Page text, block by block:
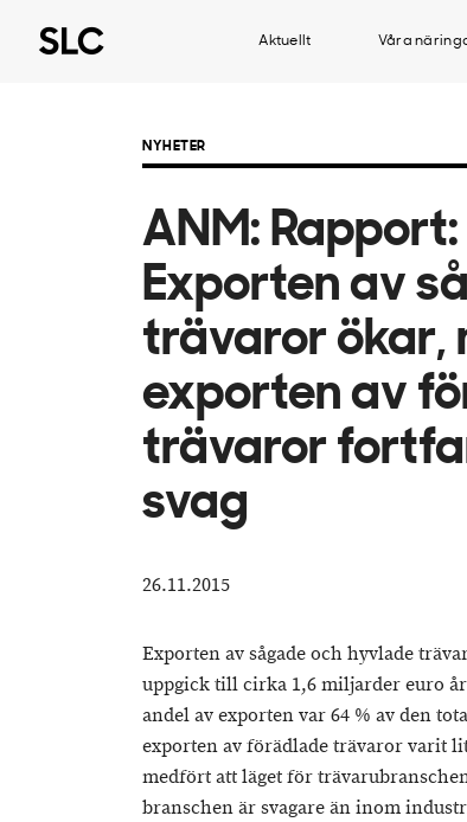
Aktuellt Våra
NYHETER
ANM: ​Rapport:
Exporten av
trävaror ökar,
exporten av
trävaror
svag
26.11.2015
Exporten av sågade och hyvlade
uppgick till cirka 1,6 miljarder euro år
andel av exporten var 64 % av den
exporten av förädlade trävaror varit
medfört att läget för
branschen är svagare än inom